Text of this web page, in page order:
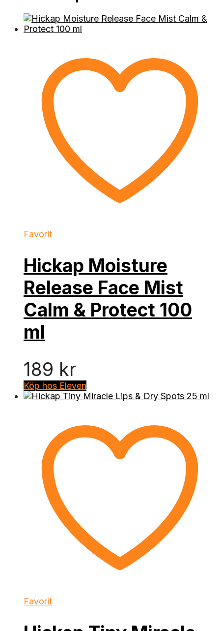
Favorit
Hickap Moisture
Release Face Mist
Calm & Protect 100
ml
189 kr
Köp hos Eleven
Favorit